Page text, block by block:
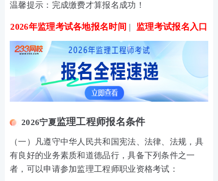
温馨提示：完成缴费才算报名成功！
2026年监理考试各地报名时间 | 监理考试报名入口
2026宁夏监理工程师报名条件
（一）凡遵守中华人民共和国宪法、法律、法规，具
有良好的业务素质和道德品行，具备下列条件之一
者，可以申请参加监理工程师职业资格考试：